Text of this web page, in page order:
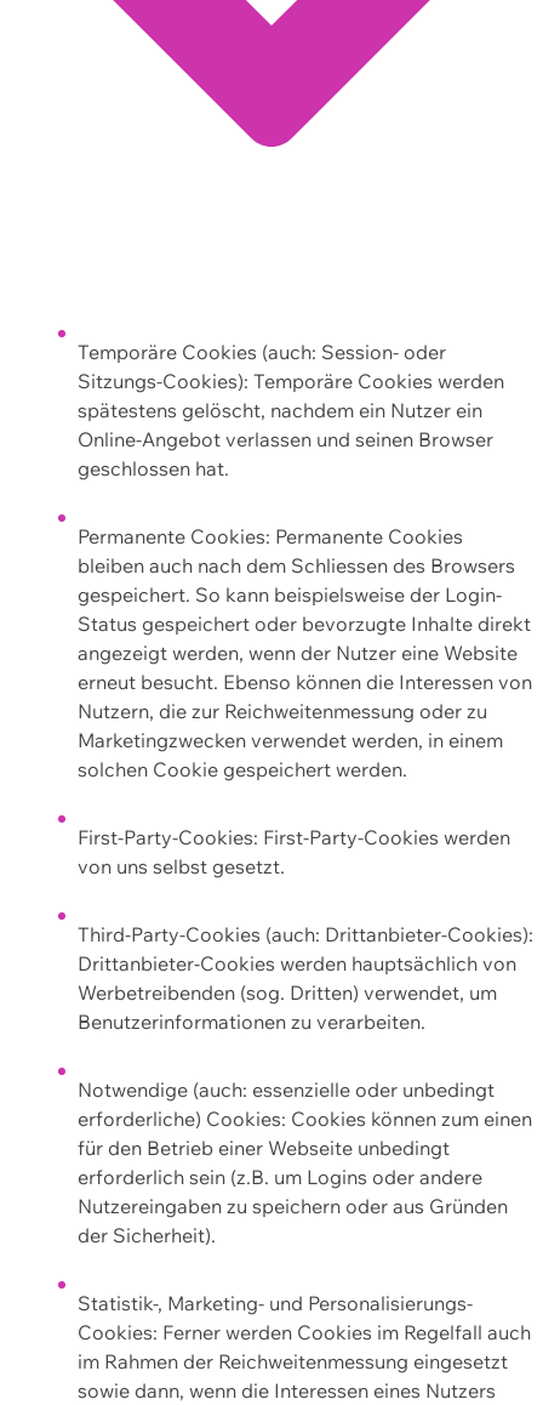
Temporäre Cookies (auch: Session- oder
Sitzungs-Cookies): Temporäre Cookies werden
spätestens gelöscht, nachdem ein Nutzer ein
Online-Angebot verlassen und seinen Browser
geschlossen hat.
Permanente Cookies: Permanente Cookies
bleiben auch nach dem Schliessen des Browsers
gespeichert. So kann beispielsweise der Login-
Status gespeichert oder bevorzugte Inhalte direkt
angezeigt werden, wenn der Nutzer eine Website
erneut besucht. Ebenso können die Interessen von
Nutzern, die zur Reichweitenmessung oder zu
Marketingzwecken verwendet werden, in einem
solchen Cookie gespeichert werden.
First-Party-Cookies: First-Party-Cookies werden
von uns selbst gesetzt.
Third-Party-Cookies (auch: Drittanbieter-Cookies):
Drittanbieter-Cookies werden hauptsächlich von
Werbetreibenden (sog. Dritten) verwendet, um
Benutzerinformationen zu verarbeiten.
Notwendige (auch: essenzielle oder unbedingt
erforderliche) Cookies: Cookies können zum einen
für den Betrieb einer Webseite unbedingt
erforderlich sein (z.B. um Logins oder andere
Nutzereingaben zu speichern oder aus Gründen
der Sicherheit).
Statistik-, Marketing- und Personalisierungs-
Cookies: Ferner werden Cookies im Regelfall auch
im Rahmen der Reichweitenmessung eingesetzt
sowie dann, wenn die Interessen eines Nutzers